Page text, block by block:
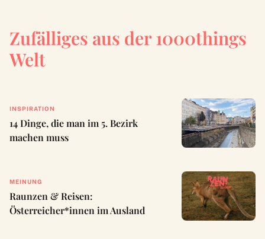
Zufälliges aus der 1000things
Welt
INSPIRATION
14 Dinge, die man im 5. Bezirk
machen muss
MEINUNG
Raunzen & Reisen:
Österreicher*innen im Ausland